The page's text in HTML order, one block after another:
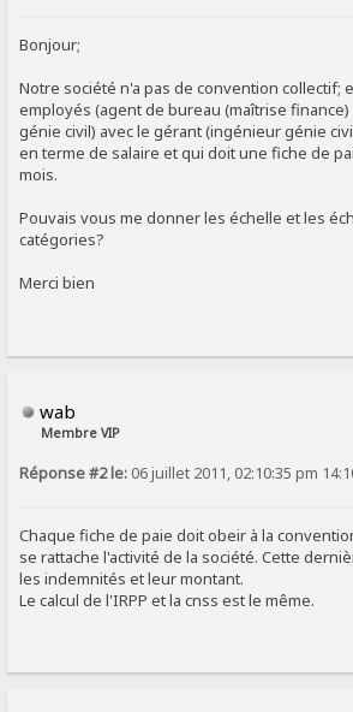
Bonjour;
Notre société n'a pas de convention collectif;
employés (agent de bureau (maîtrise
génie civil) avec le gérant (ingénieur génie
en terme de salaire et qui doit une fiche de
mois.
Pouvais vous me donner les échelle et les
catégories?
Merci bien
wab
Membre VIP
Réponse #2 le: 06 juillet 2011, 02:10:35 pm
Chaque fiche de paie doit obeir à la
se rattache l'activité de la société. Cette
les indemnités et leur montant.
Le calcul de l'IRPP et la cnss est le même.